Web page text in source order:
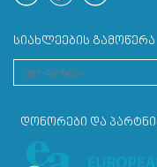
ᲡᲘᲐᲮᲚᲔᲔᲑᲘᲡ ᲒᲐᲛᲝᲬᲔᲠᲐ
ᲓᲝᲜᲝᲠᲔᲑᲘ ᲓᲐ